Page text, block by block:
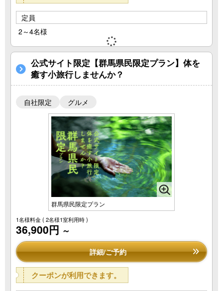
定員
2～4名様
公式サイト限定【群馬県民限定プラン】体を
癒す小旅行しませんか？
自社限定 グルメ
群馬県民限定プラン
1名様料金( 2名様1室利用時 )
36,900円 ～
詳細/ご予約
クーポンが利用できます。